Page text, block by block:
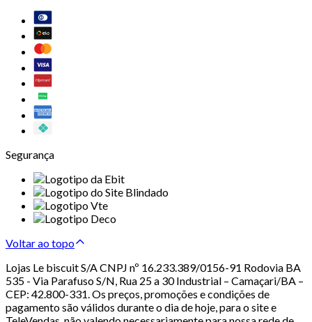
Segurança
Voltar ao topo
Lojas Le biscuit S/A CNPJ nº 16.233.389/0156-91 Rodovia BA
535 - Via Parafuso S/N, Rua 25 a 30 Industrial – Camaçari/BA –
CEP: 42.800-331. Os preços, promoções e condições de
pagamento são válidos durante o dia de hoje, para o site e